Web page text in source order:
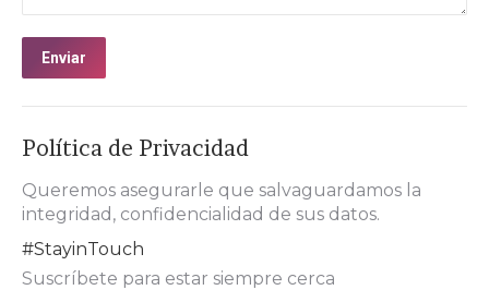
Enviar
Política de Privacidad
Queremos asegurarle que salvaguardamos la
integridad, confidencialidad de sus datos.
#StayinTouch
Suscríbete para estar siempre cerca